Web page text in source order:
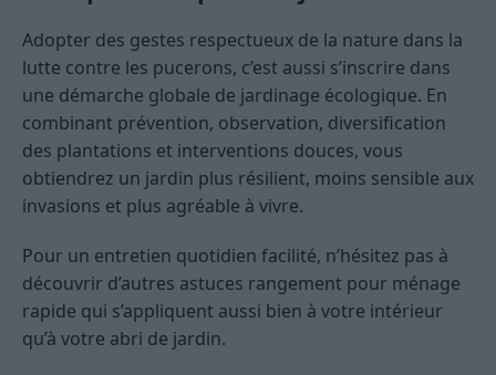
Adopter des gestes respectueux de la nature dans la
lutte contre les pucerons, c’est aussi s’inscrire dans
une démarche globale de jardinage écologique. En
combinant prévention, observation, diversification
des plantations et interventions douces, vous
obtiendrez un jardin plus résilient, moins sensible aux
invasions et plus agréable à vivre.
Pour un entretien quotidien facilité, n’hésitez pas à
découvrir d’autres astuces rangement pour ménage
rapide qui s’appliquent aussi bien à votre intérieur
qu’à votre abri de jardin.